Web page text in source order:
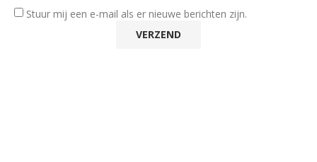
Stuur mij een e-mail als er nieuwe berichten zijn.